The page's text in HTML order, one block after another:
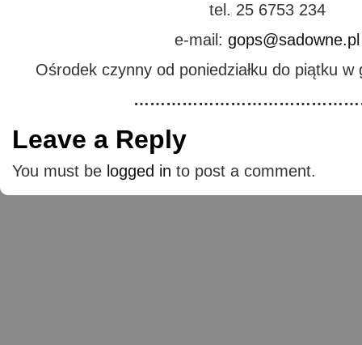
tel. 25 6753 234
e-mail:gops@sadowne.pl
Ośrodek czynny od poniedziałku do piątku
Leave a Reply
You must be logged in to post a comment.